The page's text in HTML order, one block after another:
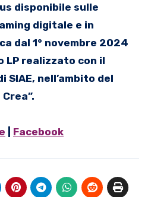
disponibile sulle
digitale e in
dal 1° novembre 2024
LP realizzato con il
SIAE, nell’ambito del
Facebook